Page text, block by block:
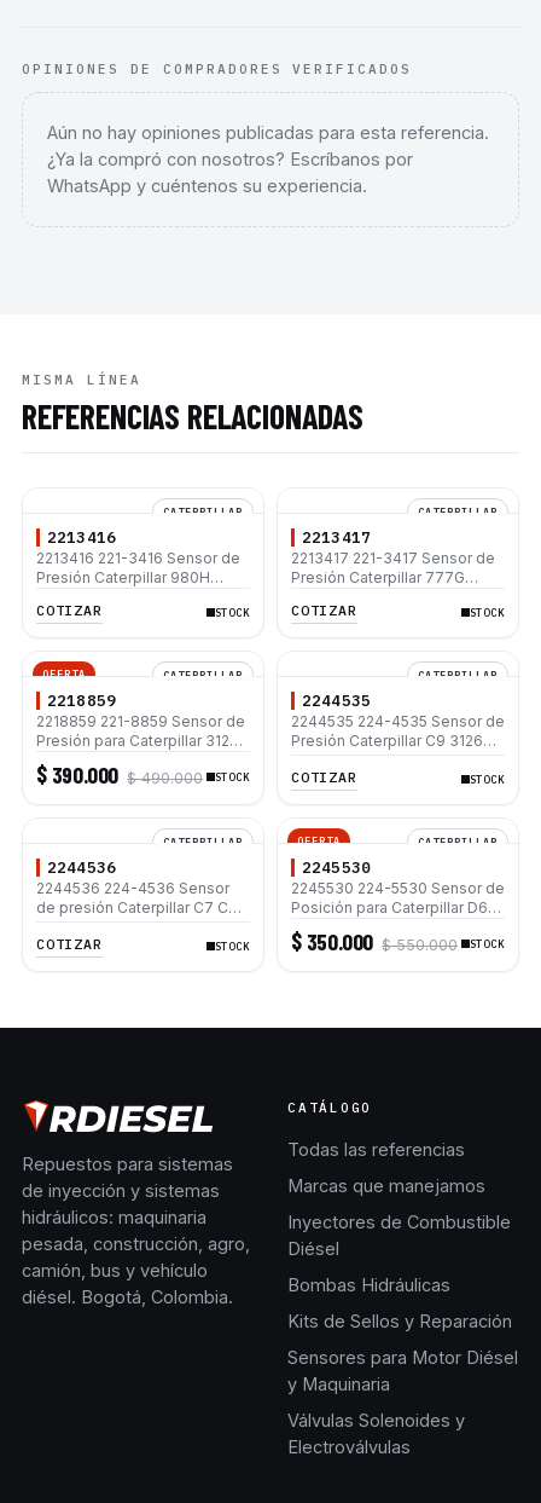
OPINIONES DE COMPRADORES VERIFICADOS
Aún no hay opiniones publicadas para esta referencia.
¿Ya la compró con nosotros? Escríbanos por
WhatsApp y cuéntenos su experiencia.
MISMA LÍNEA
REFERENCIAS RELACIONADAS
CATERPILLAR
2213416
2213416 221-3416 Sensor de
Presión Caterpillar 980H
COTIZAR STOCK
CATERPILLAR
2213417
2213417 221-3417 Sensor de
Presión Caterpillar 777G
COTIZAR STOCK
OFERTA CATERPILLAR
2218859
2218859 221-8859 Sensor de
Presión para Caterpillar 312C
320C 330C
$ 390.000 $ 490.000 STOCK
CATERPILLAR
2244535
2244535 224-4535 Sensor de
Presión Caterpillar C9 3126B
COTIZAR
STOCK
CATERPILLAR
2244536
2244536 224-4536 Sensor
de presión Caterpillar C7 C9
COTIZAR
STOCK
OFERTA CATERPILLAR
2245530
2245530 224-5530 Sensor de
Posición para Caterpillar D6T
D6R III D6K XL D7R II
$ 350.000 $ 550.000 STOCK
Repuestos para sistemas
de inyección y sistemas
hidráulicos: maquinaria
pesada, construcción, agro,
camión, bus y vehículo
diésel. Bogotá, Colombia.
CATÁLOGO
Todas las referencias
Marcas que manejamos
Inyectores de Combustible
Diésel
Bombas Hidráulicas
Kits de Sellos y Reparación
Sensores para Motor Diésel
y Maquinaria
Válvulas Solenoides y
Electroválvulas